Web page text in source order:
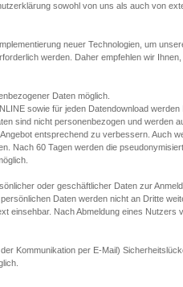
sowohl von uns als auch von
neuer Technologien, um
werden. Daher empfehlen wir
Daten möglich.
sowie für jeden Datendownload
sind nicht personenbezogen und werden
entsprechend zu verbessern. Auch
Nach 60 Tagen werden die
oder geschäftlicher Daten zur
Daten werden nicht an Dritte
einsehbar. Nach Abmeldung eines Nutzers
Kommunikation per E-Mail)